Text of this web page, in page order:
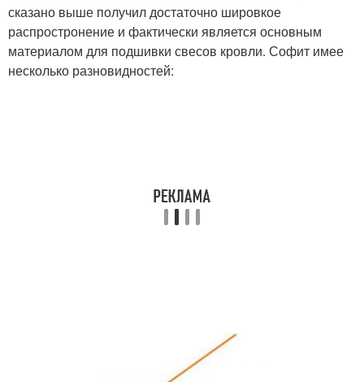
сказано выше получил достаточно шировкое
распростронение и фактически является основным
материалом для подшивки свесов кровли. Софит имее
несколько разновидностей: